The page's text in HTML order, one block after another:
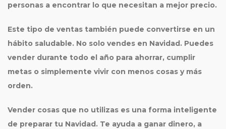
personas a encontrar lo que necesitan a mejor precio.
Este tipo de ventas también puede convertirse en un
hábito saludable. No solo vendes en Navidad. Puedes
vender durante todo el año para ahorrar, cumplir
metas o simplemente vivir con menos cosas y más
orden.
Vender cosas que no utilizas es una forma inteligente
de preparar tu Navidad. Te ayuda a ganar dinero, a